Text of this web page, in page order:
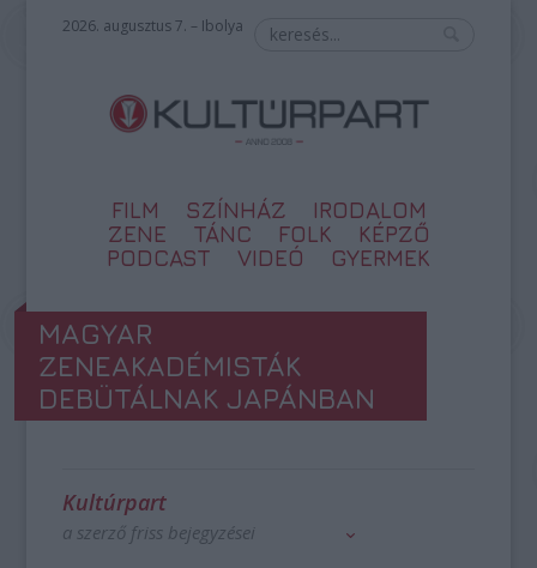
2026. augusztus 7. – Ibolya
FILM SZÍNHÁZ
IRODALOM
ZENE
TÁNC FOLK
KÉPZŐ
PODCAST
VIDEÓ GYERMEK
MAGYAR
ZENEAKADÉMISTÁK
DEBÜTÁLNAK JAPÁNBAN
Kultúrpart
a szerző friss bejegyzései